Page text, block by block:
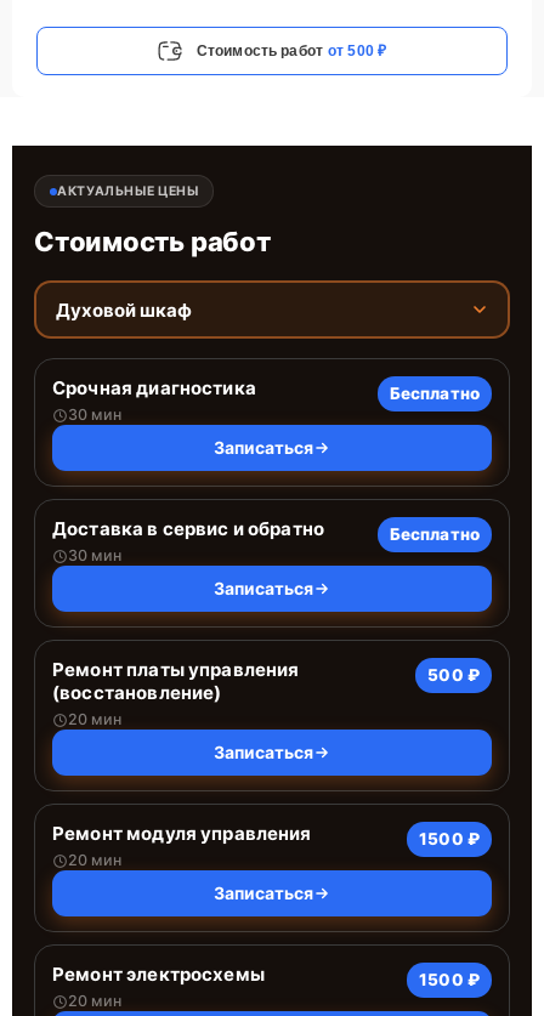
Стоимость работ от 500 ₽
АКТУАЛЬНЫЕ ЦЕНЫ
Стоимость работ
Духовой шкаф
Срочная диагностика
30 мин
Бесплатно
Записаться
Доставка в сервис и обратно
30 мин
Бесплатно
Записаться
Ремонт платы управления
(восстановление)
20 мин
500 ₽
Записаться
Ремонт модуля управления
20 мин
1500 ₽
Записаться
Ремонт электросхемы
20 мин
1500 ₽